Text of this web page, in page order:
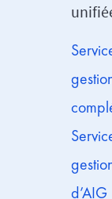
d’AIG